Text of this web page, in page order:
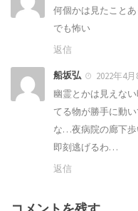
何個かは見たことあ
でも怖い
返信
船坂弘
2022年4月
幽霊とかは見えな
てる物が勝手に動
な…夜病院の廊下歩
即刻逃げるわ…
返信